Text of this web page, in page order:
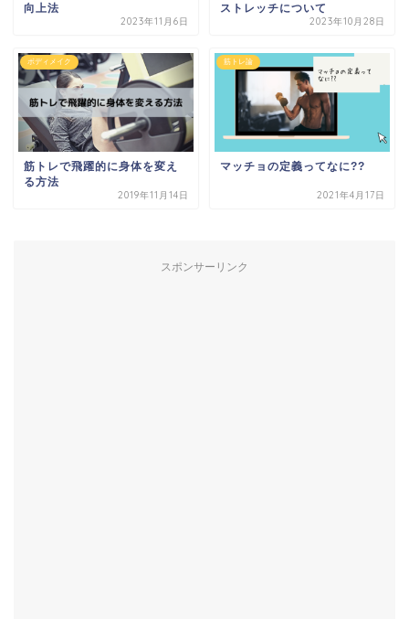
向上法
2023年11月6日
ストレッチについて
2023年10月28日
ボディメイク
筋トレで飛躍的に身体を変え
る方法
2019年11月14日
筋トレ論
マッチョの定義ってなに??
2021年4月17日
スポンサーリンク